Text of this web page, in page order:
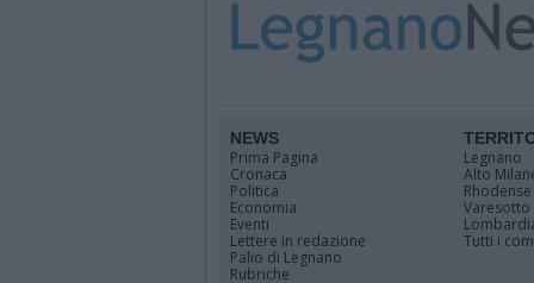
NEWS
Prima Pagina
Cronaca
Politica
Economia
Eventi
Lettere in redazione
Palio di Legnano
Rubriche
Legnano
Alto
Rhodense
Varesotto
Tutti i